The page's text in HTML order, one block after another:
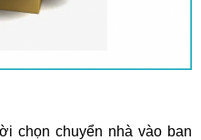
chọn chuyển nhà vào ban